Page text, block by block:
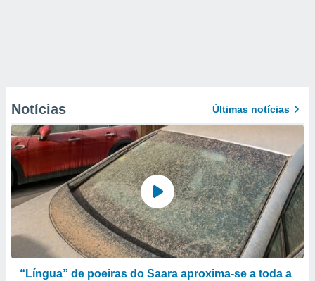
Notícias Últimas notícias
“Língua” de poeiras do Saara aproxima-se a toda a